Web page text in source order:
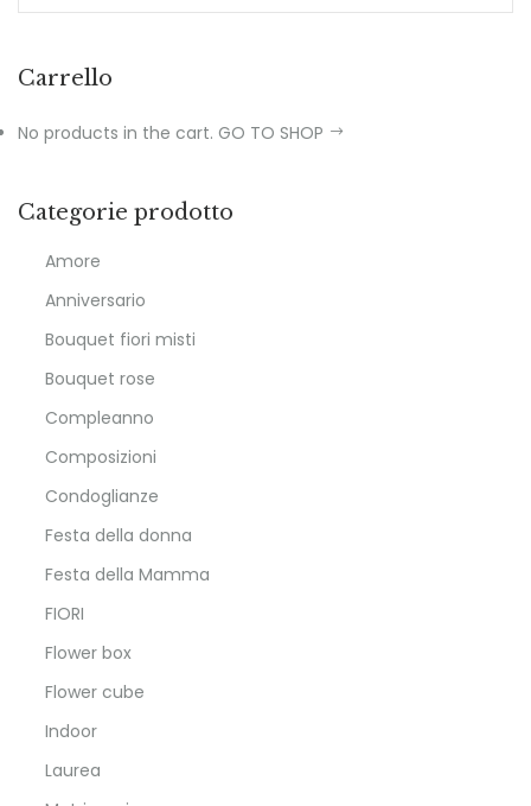
Carrello
No products in the cart. GO TO SHOP
Categorie prodotto
Amore
Anniversario
Bouquet fiori misti
Bouquet rose
Compleanno
Composizioni
Condoglianze
Festa della donna
Festa della Mamma
FIORI
Flower box
Flower cube
Indoor
Laurea